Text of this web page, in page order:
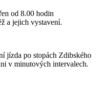
od 8.00 hodin
a jejich vystavení.
jízda po stopách Zdibského
v minutových intervalech.